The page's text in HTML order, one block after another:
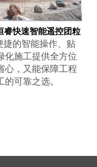
睿快速智能遥控团粒
捷的智能操作、贴
化施工提供全方位
心，又能保障工程
可靠之选。